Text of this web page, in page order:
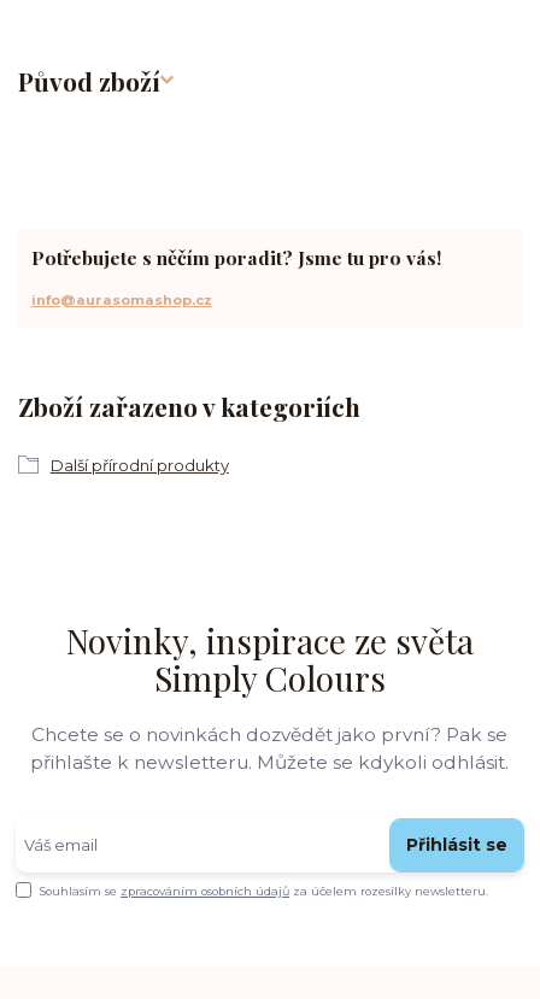
Původ zboží
Zboží zařazeno v kategoriích
Další přírodní produkty
Potřebujete s něčím poradit? Jsme tu pro vás!
info@aurasomashop.cz
Novinky, inspirace ze světa
Simply Colours
Chcete se o novinkách dozvědět jako první? Pak se
přihlašte k newsletteru. Můžete se kdykoli odhlásit.
Přihlásit se
Souhlasím se zpracováním osobních údajů za účelem rozesílky newsletteru.